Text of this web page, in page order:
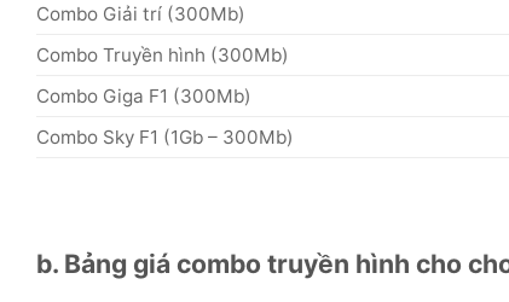
Combo Giải trí (300Mb)
Combo Truyền hình (300Mb)
Combo Giga F1 (300Mb)
Combo Sky F1 (1Gb – 300Mb)
b. Bảng giá combo truyền hình cho